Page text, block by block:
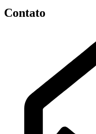
Contato